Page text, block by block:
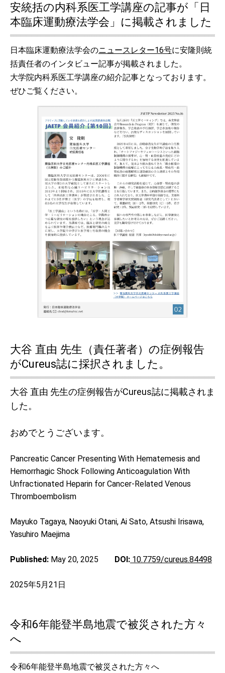
安統括の内科系医工学講座の記事が「日
本臨床運動療法学会」に掲載されました
日本臨床運動療法学会のニュースレター16号に安隆則統
括責任者のインタビュー記事が掲載されました。
大学院内科系医工学講座の紹介記事となっております。
ぜひご覧ください。
大谷 直由 先生（責任著者）の症例報告
がCureus誌に採択されました。
大谷 直由 先生の症例報告がCureus誌に掲載されま
した。
おめでとうございます。
Pancreatic Cancer Presenting With Hematemesis and
Hemorrhagic Shock Following Anticoagulation With
Unfractionated Heparin for Cancer-Related Venous
Thromboembolism
Mayuko Tagaya, Naoyuki Otani, Ai Sato, Atsushi Irisawa,
Yasuhiro Maejima
Published: May 20, 2025 DOI: 10.7759/cureus.84498
2025年5月21日
令和6年能登半島地震で被災された方々
へ
令和6年能登半島地震で被災された方々へ